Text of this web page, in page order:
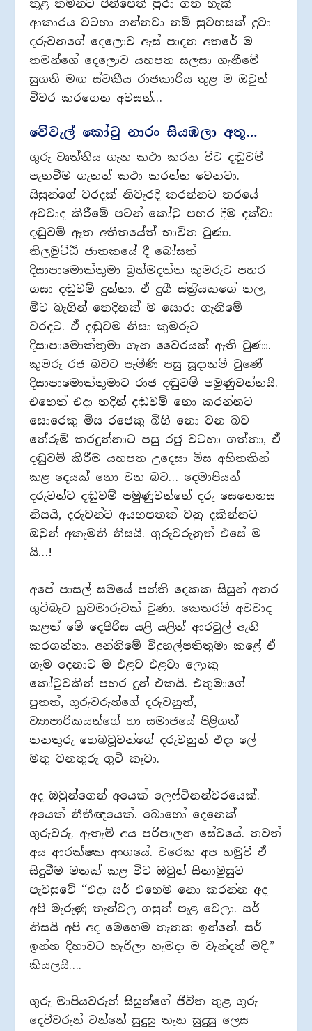
තුළ තමන්ට පින්පෙත් පුරා ගත හැකි
ආකාරය වටහා ගන්නවා නම් සුවහසක් දුවා
දරුවනගේ දෙලොව ඇස් පාදන අතරේ ම
තමන්ගේ දෙලොව යහපත සලසා ගැනීමේ
සුගති මඟ ස්වකීය රාජකාරිය තුළ ම ඔවුන්
විවර කරගෙන අවසන්…
වේවැල් කෝටු නාරං සියඹලා අතූ…
ගුරු වෘත්තිය ගැන කථා කරන විට දඬුවම්
පැනවීම ගැනත් කථා කරන්න වෙනවා.
සිසුන්ගේ වරදක් නිවැරදි කරන්නට තරයේ
අවවාද කිරීමේ පටන් කෝටු පහර දීම දක්වා
දඬුවම් ඈත අතීතයේත් භාවිත වුණා.
තිලමුට්ඨි ජාතකයේ දී බෝසත්
දිසාපාමොක්තුමා බ‍්‍රහ්මදත්ත කුමරුට පහර
ගසා දඬුවම් දුන්නා. ඒ දුගී ස්ත‍්‍රියකගේ තල,
මිට බැගින් තෙදිනක් ම සොරා ගැනීමේ
වරදට. ඒ දඬුවම නිසා කුමරුට
දිසාපාමොක්තුමා ගැන වෛරයක් ඇති වුණා.
කුමරු රජ බවට පැමිණි පසු සූදානම් වුණේ
දිසාපාමොක්තුමාට රාජ දඬුවම් පමුණුවන්නයි.
එහෙත් එදා තදින් දඬුවම් නො කරන්නට
සොරෙකු මිස රජෙකු බිහි නො වන බව
තේරුම් කරදුන්නාට පසු රජු වටහා ගත්තා, ඒ
දඬුවම් කිරීම යහපත උදෙසා මිස අහිතකින්
කළ දෙයක් නො වන බව… දෙමාපියන්
දරුවන්ට දඬුවම් පමුණුවන්නේ දරු සෙනෙහස
නිසයි, දරුවන්ට අයහපතක් වනු දකින්නට
ඔවුන් අකැමති නිසයි. ගුරුවරුනුත් එසේ ම
යි…!
අපේ පාසල් සමයේ පන්ති දෙකක සිසුන් අතර
ගුටිබැට හුවමාරුවක් වුණා. කෙතරම් අවවාද
කළත් මේ දෙපිරිස යළි යළිත් ආරවුල් ඇති
කරගත්තා. අන්තිමේ විදුහල්පතිතුමා කළේ ඒ
හැම දෙනාට ම එළව එළවා ලොකු
කෝටුවකින් පහර දුන් එකයි. එතුමාගේ
පුතත්, ගුරුවරුන්ගේ දරුවනුත්,
ව්‍යාපාරිකයන්ගේ හා සමාජයේ පිළිගත්
තනතුරු හෙබවූවන්ගේ දරුවනුත් එදා ලේ
මතු වනතුරු ගුටි කෑවා.
අද ඔවුන්ගෙන් අයෙක් ලෙෆ්ටිනන්වරයෙක්.
අයෙක් නීතීඥයෙක්. බොහෝ දෙනෙක්
ගුරුවරු. ඇතැම් අය පරිපාලන සේවයේ. තවත්
අය ආරක්ෂක අංශයේ. වරෙක අප හමුවී ඒ
සිදුවීම මතක් කළ විට ඔවුන් සිනාමුසුව
පැවසුවේ ‘‘එදා සර් එහෙම නො කරන්න අද
අපි මැරුණු තැන්වල ගසුත් පැළ වෙලා. සර්
නිසයි අපි අද මෙහෙම තැනක ඉන්නේ. සර්
ඉන්න දිහාවට හැරිලා හැමදා ම වැන්දත් මදි.”
කියලයි….
ගුරු මාපියවරුන් සිසුන්ගේ ජීවිත තුළ ගුරු
දෙවිවරුන් වන්නේ සුදුසු තැන සුදුසු ලෙස